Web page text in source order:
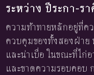
ระหว่าง ปีระกา-ร
ความท้าทายหลักอยู่ที่ค
ควบคุมของทั้งสองฝ่าย
และน่าเบื่อ ในขณะที่ไ
และขาดความรอบคอบ